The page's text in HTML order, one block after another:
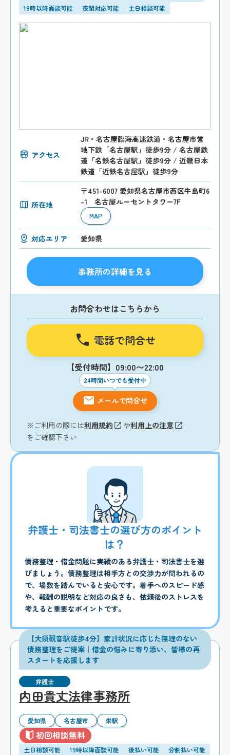
19時以降面談可能 夜間対応可能 土日相談可能
アクセス
JR・名古屋臨海高速鉄道・名古屋市営
地下鉄「名古屋駅」徒歩9分 / 名古屋鉄
道「名鉄名古屋駅」徒歩9分 / 近畿日本
鉄道「近鉄名古屋駅」徒歩9分
所在地
〒451-6007 愛知県名古屋市西区牛島町6
-1 名古屋ルーセントタワー7F
MAP
対応エリア 愛知県
事務所の詳細を見る
お問合わせはこちらから
電話で問合せ
【受付時間】09:00〜22:00
24時間いつでも受付中
メールで問合せ
※ご利用の際には利用規約 や利用上の注意
をご確認下さい
弁護士・司法書士の選び方のポイント
は？
債務整理・借金問題に実績のある弁護士・司法書士を選
びましょう。債務整理は相手方との交渉力が問われるの
で、場数を踏んでいると安心です。着手へのスピード感
や、報酬の説明など対応の良さも、依頼後のストレスを
考えると重要なポイントです。
【大須観音駅徒歩4分】家計状況に応じた無理のない
債務整理をご提案｜借金の悩みに寄り添い、皆様の再
スタートを応援します
弁護士
内田貴丈法律事務所
愛知県 名古屋市 栄駅
初回相談無料
土日相談可能 19時以降面談可能 後払い可能
分割払い可能